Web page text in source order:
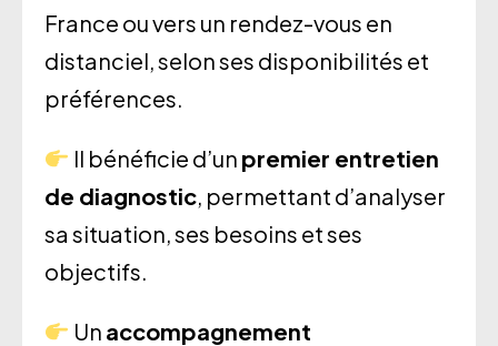
France ou vers un rendez-vous en
distanciel, selon ses disponibilités et
préférences.
Il bénéficie d’un premier entretien
de diagnostic, permettant d’analyser
sa situation, ses besoins et ses
objectifs.
Un accompagnement